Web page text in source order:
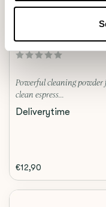
THE GROUP HEAD
(6 STUKS)
Powerful cleaning powder
clean espress...
Deliverytime
€12,90